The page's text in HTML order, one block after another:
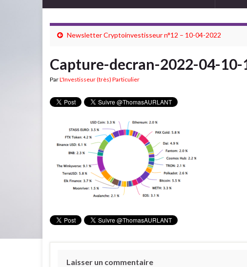
Newsletter Cryptoinvestisseur n°12 – 10-04-2022
Capture-decran-2022-04-10-
ParL'Investisseur (très) Particulier
Laisser un commentaire